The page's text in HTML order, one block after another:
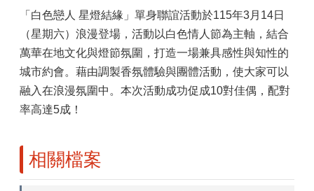
「白色戀人 星燈結緣」單身聯誼活動於115年3月14日
（星期六）浪漫登場，活動以白色情人節為主軸，結合
萬華在地文化與燈節氛圍，打造一場兼具感性與知性的
城市約會。藉由調製香氛體驗與團體活動，使大家可以
融入在浪漫氛圍中。本次活動成功促成10對佳偶，配對
率高達5成！
相關檔案